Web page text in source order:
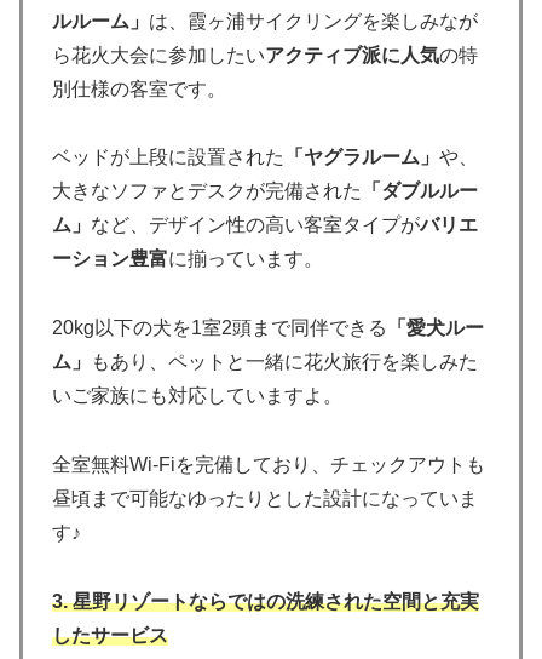
ルルーム」 は、霞ヶ浦サイクリングを楽しみなが
ら花火大会に参加したいアクティブ派に人気の特
別仕様の客室です。
ベッドが上段に設置された 「ヤグラルーム」 や、
大きなソファとデスクが完備された
「ダブルルー
ム」 など、デザイン性の高い客室タイプがバリエ
ーション豊富に揃っています。
20kg以下の犬を1室2頭まで同伴できる
「愛犬ルー
ム」
もあり、ペットと一緒に花火旅行を楽しみた
いご家族にも対応していますよ。
全室無料Wi-Fiを完備しており、チェックアウトも
昼頃まで可能なゆったりとした設計になっていま
す♪
3. 星野リゾートならではの洗練された空間と充実
したサービス